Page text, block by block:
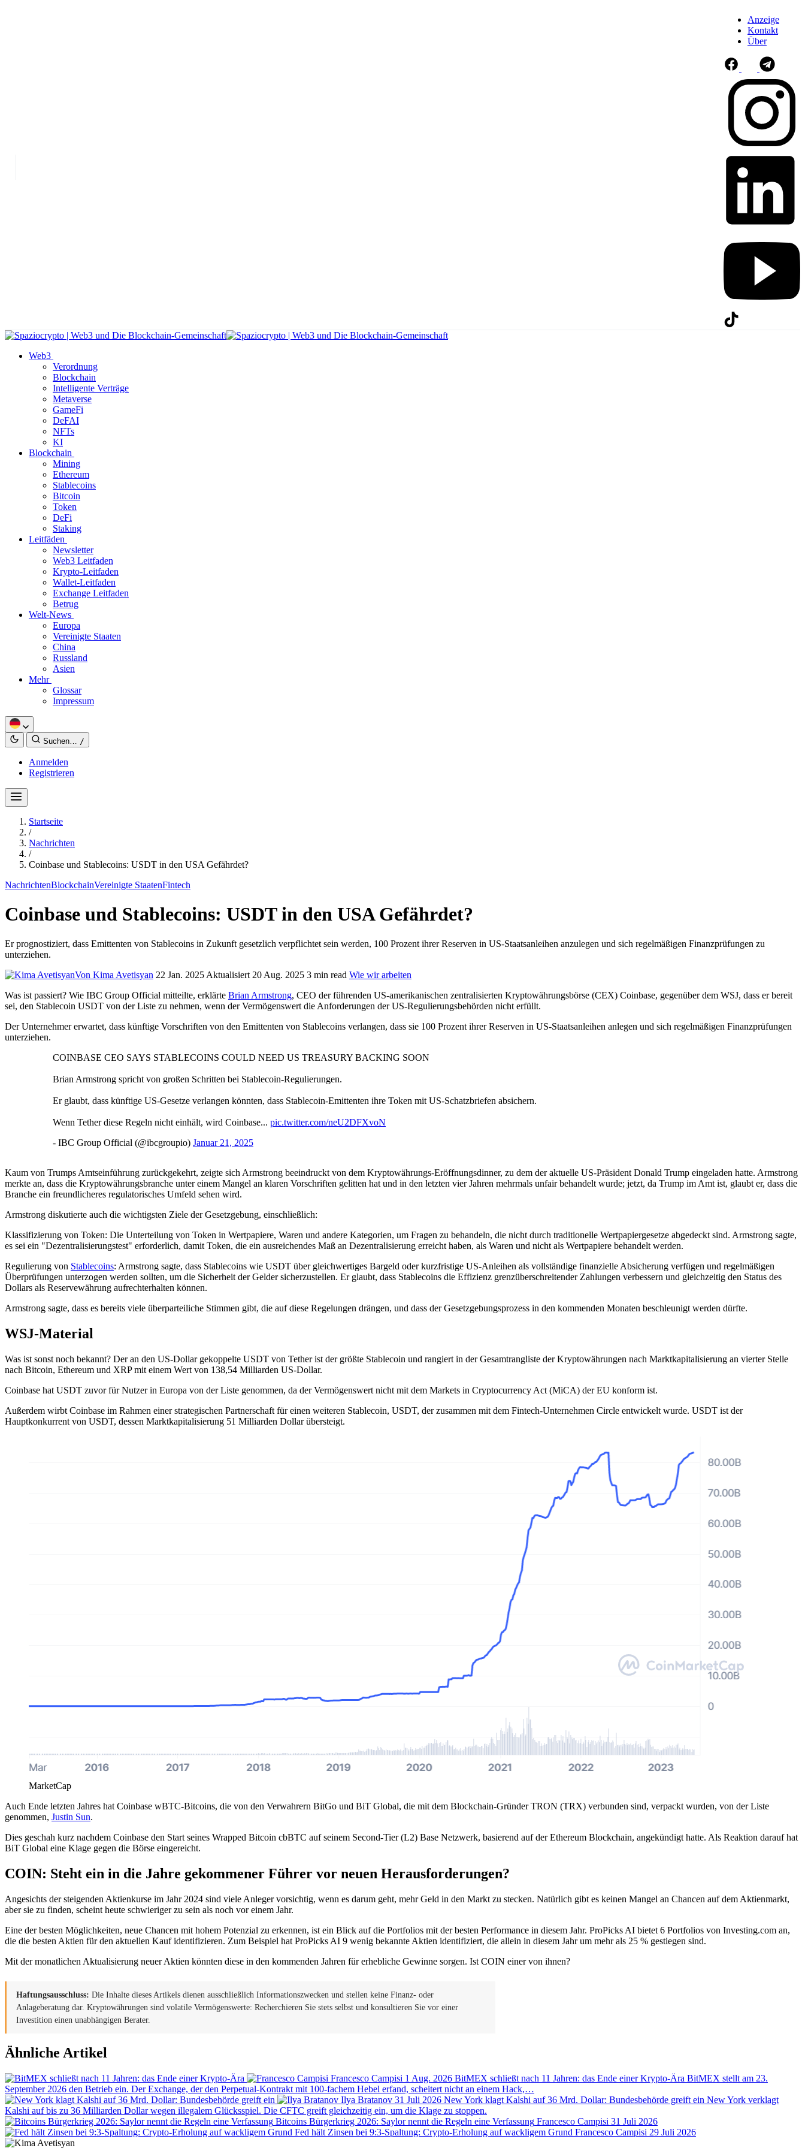
Anzeige
Kontakt
Über
Web3
Verordnung
Blockchain
Intelligente Verträge
Metaverse
GameFi
DeFAI
NFTs
KI
Blockchain
Mining
Ethereum
Stablecoins
Bitcoin
Token
DeFi
Staking
Leitfäden
Newsletter
Web3 Leitfaden
Krypto-Leitfaden
Wallet-Leitfaden
Exchange Leitfaden
Betrug
Welt-News
Europa
Vereinigte Staaten
China
Russland
Asien
Mehr
Glossar
Impressum
Suchen… /
Anmelden
Registrieren
Startseite
/
Nachrichten
/
Coinbase und Stablecoins: USDT in den USA Gefährdet?
NachrichtenBlockchainVereinigte StaatenFintech
Coinbase und Stablecoins: USDT in den USA Gefährdet?
Er prognostiziert, dass Emittenten von Stablecoins in Zukunft gesetzlich verpflichtet sein werden, 100 Prozent ihrer Reserven in US-Staatsanleihen anzulegen und sich regelmäßigen Finanzprüfungen zu
unterziehen.
Von Kima Avetisyan 22 Jan. 2025 Aktualisiert 20 Aug. 2025 3 min read Wie wir arbeiten
Was ist passiert? Wie IBC Group Official mitteilte, erklärte Brian Armstrong, CEO der führenden US-amerikanischen zentralisierten Kryptowährungsbörse (CEX) Coinbase, gegenüber dem WSJ, dass er bereit
sei, den Stablecoin USDT von der Liste zu nehmen, wenn der Vermögenswert die Anforderungen der US-Regulierungsbehörden nicht erfüllt.
Der Unternehmer erwartet, dass künftige Vorschriften von den Emittenten von Stablecoins verlangen, dass sie 100 Prozent ihrer Reserven in US-Staatsanleihen anlegen und sich regelmäßigen Finanzprüfungen
unterziehen.
COINBASE CEO SAYS STABLECOINS COULD NEED US TREASURY BACKING SOON
Brian Armstrong spricht von großen Schritten bei Stablecoin-Regulierungen.
Er glaubt, dass künftige US-Gesetze verlangen könnten, dass Stablecoin-Emittenten ihre Token mit US-Schatzbriefen absichern.
Wenn Tether diese Regeln nicht einhält, wird Coinbase... pic.twitter.com/neU2DFXvoN
- IBC Group Official (@ibcgroupio) Januar 21, 2025
Kaum von Trumps Amtseinführung zurückgekehrt, zeigte sich Armstrong beeindruckt von dem Kryptowährungs-Eröffnungsdinner, zu dem der aktuelle US-Präsident Donald Trump eingeladen hatte. Armstrong
merkte an, dass die Kryptowährungsbranche unter einem Mangel an klaren Vorschriften gelitten hat und in den letzten vier Jahren mehrmals unfair behandelt wurde; jetzt, da Trump im Amt ist, glaubt er, dass die
Branche ein freundlicheres regulatorisches Umfeld sehen wird.
Armstrong diskutierte auch die wichtigsten Ziele der Gesetzgebung, einschließlich:
Klassifizierung von Token: Die Unterteilung von Token in Wertpapiere, Waren und andere Kategorien, um Fragen zu behandeln, die nicht durch traditionelle Wertpapiergesetze abgedeckt sind. Armstrong sagte,
es sei ein "Dezentralisierungstest" erforderlich, damit Token, die ein ausreichendes Maß an Dezentralisierung erreicht haben, als Waren und nicht als Wertpapiere behandelt werden.
Regulierung von Stablecoins: Armstrong sagte, dass Stablecoins wie USDT über gleichwertiges Bargeld oder kurzfristige US-Anleihen als vollständige finanzielle Absicherung verfügen und regelmäßigen
Überprüfungen unterzogen werden sollten, um die Sicherheit der Gelder sicherzustellen. Er glaubt, dass Stablecoins die Effizienz grenzüberschreitender Zahlungen verbessern und gleichzeitig den Status des
Dollars als Reservewährung aufrechterhalten können.
Armstrong sagte, dass es bereits viele überparteiliche Stimmen gibt, die auf diese Regelungen drängen, und dass der Gesetzgebungsprozess in den kommenden Monaten beschleunigt werden dürfte.
WSJ-Material
Was ist sonst noch bekannt? Der an den US-Dollar gekoppelte USDT von Tether ist der größte Stablecoin und rangiert in der Gesamtrangliste der Kryptowährungen nach Marktkapitalisierung an vierter Stelle
nach Bitcoin, Ethereum und XRP mit einem Wert von 138,54 Milliarden US-Dollar.
Coinbase hat USDT zuvor für Nutzer in Europa von der Liste genommen, da der Vermögenswert nicht mit dem Markets in Cryptocurrency Act (MiCA) der EU konform ist.
Außerdem wirbt Coinbase im Rahmen einer strategischen Partnerschaft für einen weiteren Stablecoin, USDT, der zusammen mit dem Fintech-Unternehmen Circle entwickelt wurde. USDT ist der
Hauptkonkurrent von USDT, dessen Marktkapitalisierung 51 Milliarden Dollar übersteigt.
MarketCap
Auch Ende letzten Jahres hat Coinbase wBTC-Bitcoins, die von den Verwahrern BitGo und BiT Global, die mit dem Blockchain-Gründer TRON (TRX) verbunden sind, verpackt wurden, von der Liste
genommen, Justin Sun.
Dies geschah kurz nachdem Coinbase den Start seines Wrapped Bitcoin cbBTC auf seinem Second-Tier (L2) Base Netzwerk, basierend auf der Ethereum Blockchain, angekündigt hatte. Als Reaktion darauf hat
BiT Global eine Klage gegen die Börse eingereicht.
COIN: Steht ein in die Jahre gekommener Führer vor neuen Herausforderungen?
Angesichts der steigenden Aktienkurse im Jahr 2024 sind viele Anleger vorsichtig, wenn es darum geht, mehr Geld in den Markt zu stecken. Natürlich gibt es keinen Mangel an Chancen auf dem Aktienmarkt,
aber sie zu finden, scheint heute schwieriger zu sein als noch vor einem Jahr.
Eine der besten Möglichkeiten, neue Chancen mit hohem Potenzial zu erkennen, ist ein Blick auf die Portfolios mit der besten Performance in diesem Jahr. ProPicks AI bietet 6 Portfolios von Investing.com an,
die die besten Aktien für den aktuellen Kauf identifizieren. Zum Beispiel hat ProPicks AI 9 wenig bekannte Aktien identifiziert, die allein in diesem Jahr um mehr als 25 % gestiegen sind.
Mit der monatlichen Aktualisierung neuer Aktien könnten diese in den kommenden Jahren für erhebliche Gewinne sorgen. Ist COIN einer von ihnen?
Haftungsausschluss: Die Inhalte dieses Artikels dienen ausschließlich Informationszwecken und stellen keine Finanz- oder
Anlageberatung dar. Kryptowährungen sind volatile Vermögenswerte: Recherchieren Sie stets selbst und konsultieren Sie vor einer
Investition einen unabhängigen Berater.
Ähnliche Artikel
Francesco Campisi 1 Aug. 2026 BitMEX schließt nach 11 Jahren: das Ende einer Krypto-Ära BitMEX stellt am 23.
September 2026 den Betrieb ein. Der Exchange, der den Perpetual-Kontrakt mit 100-fachem Hebel erfand, scheitert nicht an einem Hack,…
Ilya Bratanov 31 Juli 2026 New York klagt Kalshi auf 36 Mrd. Dollar: Bundesbehörde greift ein New York verklagt
Kalshi auf bis zu 36 Milliarden Dollar wegen illegalem Glücksspiel. Die CFTC greift gleichzeitig ein, um die Klage zu stoppen.
Bitcoins Bürgerkrieg 2026: Saylor nennt die Regeln eine Verfassung Francesco Campisi 31 Juli 2026
Fed hält Zinsen bei 9:3-Spaltung: Crypto-Erholung auf wackligem Grund Francesco Campisi 29 Juli 2026